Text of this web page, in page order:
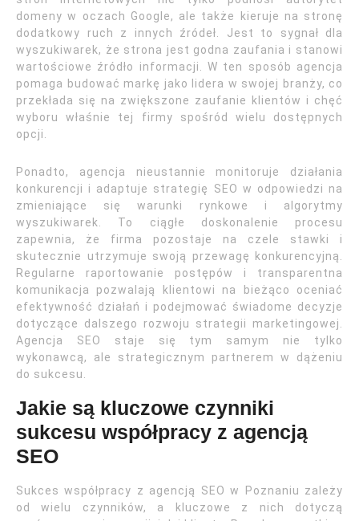
domeny w oczach Google, ale także kieruje na stronę
dodatkowy ruch z innych źródeł. Jest to sygnał dla
wyszukiwarek, że strona jest godna zaufania i stanowi
wartościowe źródło informacji. W ten sposób agencja
pomaga budować markę jako lidera w swojej branży, co
przekłada się na zwiększone zaufanie klientów i chęć
wyboru właśnie tej firmy spośród wielu dostępnych
opcji.
Ponadto, agencja nieustannie monitoruje działania
konkurencji i adaptuje strategię SEO w odpowiedzi na
zmieniające się warunki rynkowe i algorytmy
wyszukiwarek. To ciągłe doskonalenie procesu
zapewnia, że firma pozostaje na czele stawki i
skutecznie utrzymuje swoją przewagę konkurencyjną.
Regularne raportowanie postępów i transparentna
komunikacja pozwalają klientowi na bieżąco oceniać
efektywność działań i podejmować świadome decyzje
dotyczące dalszego rozwoju strategii marketingowej.
Agencja SEO staje się tym samym nie tylko
wykonawcą, ale strategicznym partnerem w dążeniu
do sukcesu.
Jakie są kluczowe czynniki
sukcesu współpracy z agencją
SEO
Sukces współpracy z agencją SEO w Poznaniu zależy
od wielu czynników, a kluczowe z nich dotyczą